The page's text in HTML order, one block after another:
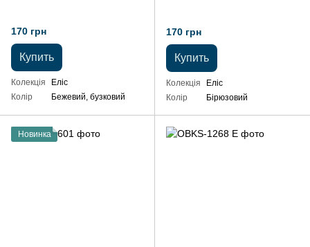
170 грн
Купить
Колекція
Еліс
Колір
Бежевий, бузковий
170 грн
Купить
Колекція
Еліс
Колір
Бірюзовий
Новинка